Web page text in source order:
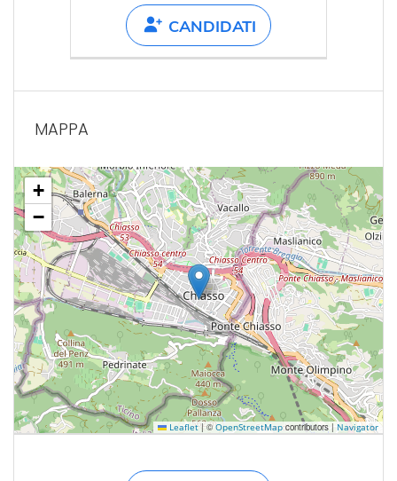
CANDIDATI
MAPPA
+
−
Leaflet |©OpenStreetMapcontributors |Navigator